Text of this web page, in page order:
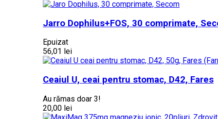
Jarro Dophilus+FOS, 30 comprimate,
Epuizat
56,01 lei
Ceaiul U, ceai pentru stomac, D42, Fares
Au rămas doar 3!
20,00 lei